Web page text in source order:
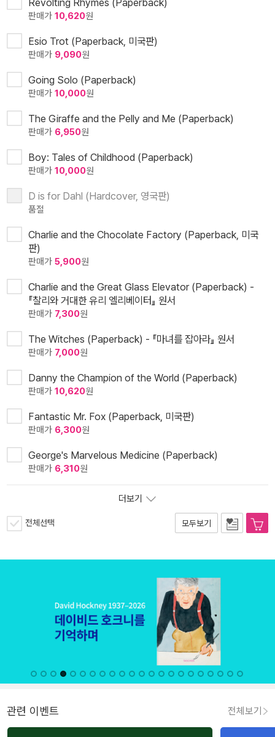
Revolting Rhymes (Paperback)
판매가 10,620원
Esio Trot (Paperback, 미국판)
판매가 9,090원
Going Solo (Paperback)
판매가 10,000원
The Giraffe and the Pelly and Me (Paperback)
판매가 6,950원
Boy: Tales of Childhood (Paperback)
판매가 10,000원
D is for Dahl (Hardcover, 영국판)
품절
Charlie and the Chocolate Factory (Paperback, 미국
판)
판매가 5,900원
Charlie and the Great Glass Elevator (Paperback) -
『찰리와 거대한 유리 엘리베이터』 원서
판매가 7,300원
The Witches (Paperback) - 『마녀를 잡아라』 원서
판매가 7,000원
Danny the Champion of the World (Paperback)
판매가 10,620원
Fantastic Mr. Fox (Paperback, 미국판)
판매가 6,300원
George's Marvelous Medicine (Paperback)
판매가 6,310원
더보기
전체선택 모두보기
관련 이벤트 전체보기